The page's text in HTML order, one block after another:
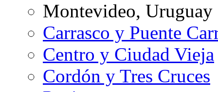
Montevideo, Uruguay
Carrasco y Puente
Centro y Ciudad Vieja
Cordón y Tres Cruces